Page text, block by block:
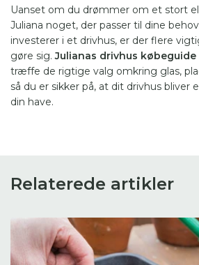
Uanset om du drømmer om et stort
Juliana noget, der passer til dine
investerer i et drivhus, er der flere
gøre sig.Julianas drivhus købeguide
træffe de rigtige valg omkring glas,
så du er sikker på, at dit drivhus bliver
din have.
Relaterede artikler